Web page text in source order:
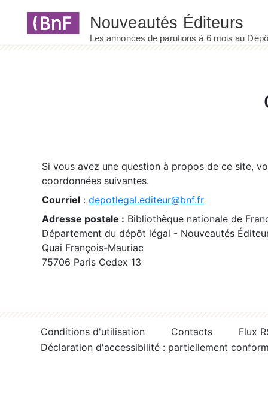
Si vous avez une question à propos de ce site,
coordonnées suivantes.
Courriel : depotlegal.editeur@bnf.fr
Adresse postale : Bibliothèque nationale de
Département du dépôt légal - Nouveautés
Quai François-Mauriac
75706 Paris Cedex 13
Conditions d'utilisation Contacts
Flux
Déclaration d'accessibilité : partiellement